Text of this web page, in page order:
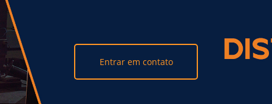
Entrar em contato